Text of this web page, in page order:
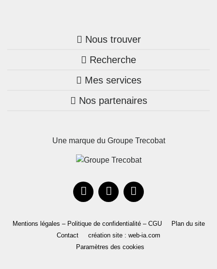
Nous trouver
Trouver une agence
Bretagne
Pays de la Loire
Occitanie
Recherche
Nos annonces
Maison + terrain
Mes services
Mon compte Trecobois
Parrainez un proche!
Nos partenaires
Une marque du Groupe Trecobat
Mentions légales – Politique de confidentialité – CGU
Plan du site
Contact
création site : web-ia.com
Paramètres des cookies